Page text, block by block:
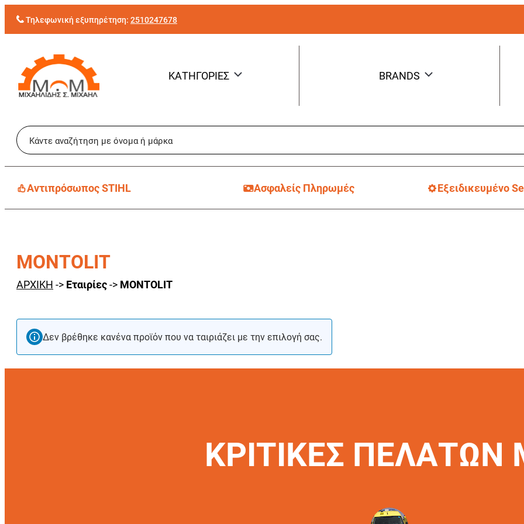
Τηλεφωνική εξυπηρέτηση: 2510247678
ΚΑΤΗΓΟΡΙΕΣ BRANDS
Aντιπρόσωπος STIHL Ασφαλείς Πληρωμές Εξειδικευμένο
MONTOLIT
ΑΡΧΙΚΗ -> Εταιρίες-> MONTOLIT
Δεν βρέθηκε κανένα προϊόν που να ταιριάζει με την επιλογή σας.
ΚΡΙΤΙΚΕΣ ΠΕΛΑΤΩΝ